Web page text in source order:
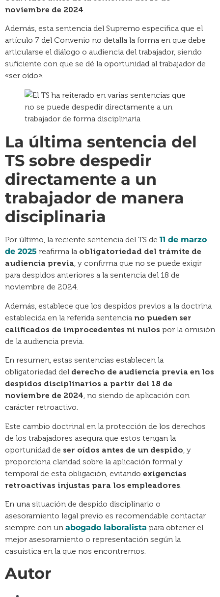
noviembre de 2024.
Además, esta sentencia del Supremo especifica que el
artículo 7 del Convenio no detalla la forma en que debe
articularse el diálogo o audiencia del trabajador, siendo
suficiente con que se dé la oportunidad al trabajador de
«ser oído».
La última sentencia del
TS sobre despedir
directamente a un
trabajador de manera
disciplinaria
Por último, la reciente sentencia del TS de 11 de marzo
de 2025 reafirma la obligatoriedad del trámite de
audiencia previa, y confirma que no se puede exigir
para despidos anteriores a la sentencia del 18 de
noviembre de 2024.
Además, establece que los despidos previos a la doctrina
establecida en la referida sentencia no pueden ser
calificados de improcedentes ni nulos por la omisión
de la audiencia previa.
En resumen, estas sentencias establecen la
obligatoriedad del derecho de audiencia previa en los
despidos disciplinarios a partir del 18 de
noviembre de 2024, no siendo de aplicación con
carácter retroactivo.
Este cambio doctrinal en la protección de los derechos
de los trabajadores asegura que estos tengan la
oportunidad de ser oídos antes de un despido , y
proporciona claridad sobre la aplicación formal y
temporal de esta obligación, evitando exigencias
retroactivas injustas para los empleadores
En una situación de despido disciplinario o
asesoramiento legal previo es recomendable contactar
siempre con un abogado laboralista para obtener el
mejor asesoramiento o representación según la
casuística en la que nos encontremos.
Autor